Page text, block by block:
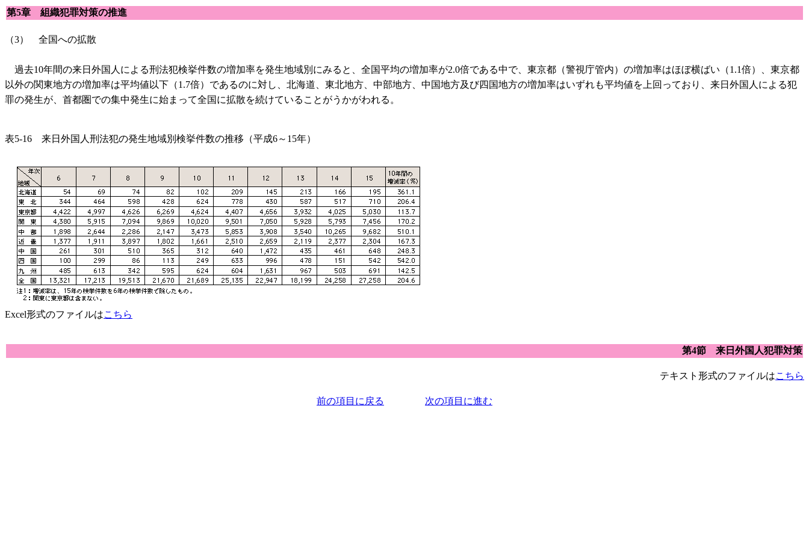
第5章 組織犯罪対策の推進
（3） 全国への拡散
過去10年間の来日外国人による刑法犯検挙件数の増加率を発生地域別にみると、全国平均の増加率が2.0倍である中で、東京都（警視庁管内）の増加率はほぼ横ばい（1.1倍）、東京都
以外の関東地方の増加率は平均値以下（1.7倍）であるのに対し、北海道、東北地方、中部地方、中国地方及び四国地方の増加率はいずれも平均値を上回っており、来日外国人による犯
罪の発生が、首都圏での集中発生に始まって全国に拡散を続けていることがうかがわれる。
表5-16 来日外国人刑法犯の発生地域別検挙件数の推移（平成6～15年）
Excel形式のファイルはこちら
第4節 来日外国人犯罪対策
テキスト形式のファイルはこちら
前の項目に戻る 次の項目に進む